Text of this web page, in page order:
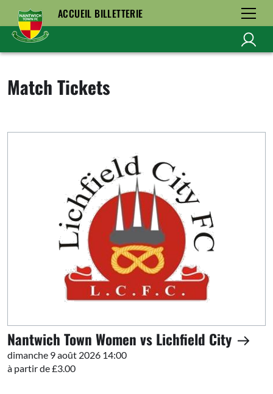
ACCUEIL BILLETTERIE
Match Tickets
Nantwich Town Women vs Lichfield City
dimanche 9 août 2026 14:00
à partir de £3.00